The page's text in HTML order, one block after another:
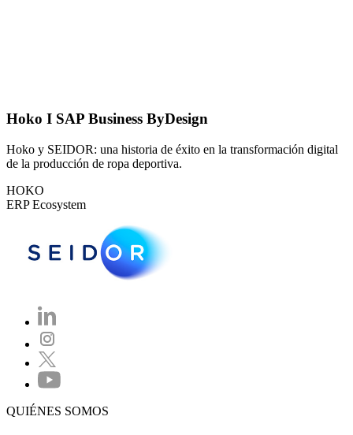
Hoko I SAP Business ByDesign
Hoko y SEIDOR: una historia de éxito en la transformación digital
de la producción de ropa deportiva.
HOKO
ERP Ecosystem
QUIÉNES SOMOS